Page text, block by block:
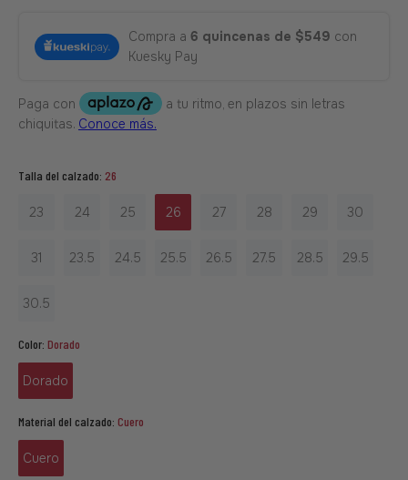
Compra a 6 quincenas de $549 con
Kuesky Pay
Talla del calzado: 26
23 24 25 26 27 28 29 30
31 23.5 24.5 25.5 26.5 27.5 28.5 29.5
30.5
Color: Dorado
Dorado
Material del calzado: Cuero
Cuero